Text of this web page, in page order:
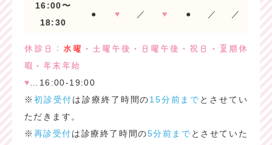
16:00〜
18:30
● ♥ ／ ♥ ● ／ ／
休診日： 水曜 ・土曜午後・日曜午後・祝日・夏期休
暇・年末年始
♥…16:00-19:00
※ 初診受付は診療終了時間の15分前まで とさせてい
ただきます。
※ 再診受付は診療終了時間の5分前まで とさせていた